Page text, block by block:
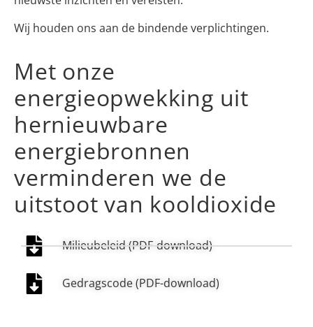
Wij houden ons aan de bindende verplichtingen.
Met onze
energieopwekking uit
hernieuwbare
energiebronnen
verminderen we de
uitstoot van kooldioxide
Milieubeleid (PDF-download)
Gedragscode (PDF-download)